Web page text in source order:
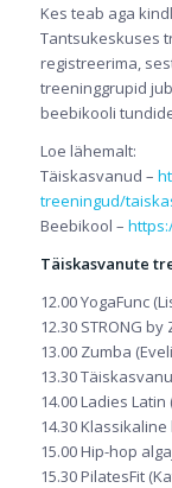
Kes teab aga
Tantsukeskuses
registreerima,
treeninggrupid
beebikooli
Loe lähemalt:
Täiskasvanud –
treeningud/
Beebikool –
Täiskasvanute
12.00 YogaFunc
12.30 STRONG
13.00 Zumba
13.30
14.00 Ladies
14.30
15.00 Hip-hop
15.30 PilatesFit